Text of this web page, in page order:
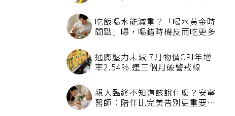
吃飯喝水能減重？「喝水黃金時
間點」曝，喝錯時機反而吃更多
通膨壓力未減 7月物價CPI年增
率2.54% 連三個月破警戒線
親人臨終不知道該說什麼？安寧
醫師：陪伴比完美告別更重要，